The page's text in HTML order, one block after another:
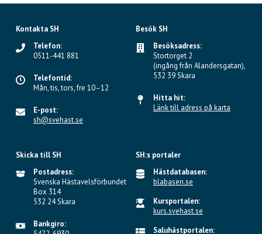
Kontakta SH
Telefon:
0511-441 881
Telefontid:
Mån, tis, tors, fre 10–12
E-post:
sh@svehast.se
Besök SH
Besöksadress:
Stortorget 2
(ingång från Alandersgatan),
532 39 Skara
Hitta hit:
Länk till adress på karta
Skicka till SH
Postadress:
Svenska Hästavelsförbundet
Box 314
532 24 Skara
Bankgiro:
SH:s portaler
Hästdatabasen:
blabasen.se
Kursportalen:
kurs.svehast.se
Saluhästportalen: